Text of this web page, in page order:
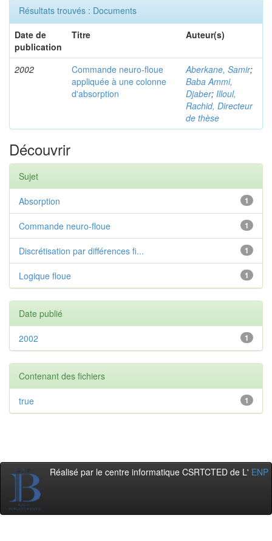
Résultats trouvés : Documents
Date de
publication
Titre Auteur(s)
2002
Commande neuro-floue
appliquée à une colonne
d'absorption
Aberkane, Samir;
Baba Ammi,
Djaber; Illoul,
Rachid, Directeur
de thèse
Découvrir
Sujet
1
Absorption
1
Commande neuro-floue
1
Discrétisation par différences fi...
1
Logique floue
Date publié
1
2002
Contenant des fichiers
1
true
Réalisé par le centre informatique CSRTCTED de L' ENP